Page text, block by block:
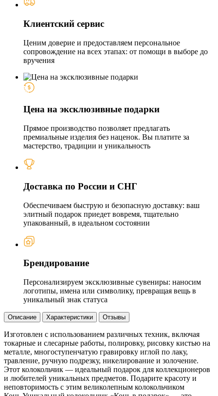
Клиентский сервис
Ценим доверие и предоставляем персональное
сопровождение на всех этапах: от помощи в выборе до
вручения
Цена на эксклюзивные подарки
Прямое производство позволяет предлагать
премиальные изделия без наценок. Вы платите за
мастерство, традиции и уникальность
Доставка по России и СНГ
Обеспечиваем быструю и безопасную доставку: ваш
элитный подарок приедет вовремя, тщательно
упакованный, в идеальном состоянии
Брендирование
Персонализируем эксклюзивные сувениры: наносим
логотипы, имена или символику, превращая вещь в
уникальный знак статуса
Описание Характеристики Отзывы
Изготовлен с использованием различных техник, включая
токарные и слесарные работы, полировку, рисовку кистью на
металле, многоступенчатую гравировку иглой по лаку,
травление, ручную подрезку, никелирование и золочение.
Этот колокольчик — идеальный подарок для коллекционеров
и любителей уникальных предметов. Подарите красоту и
неповторимость с этим великолепным колокольчиком